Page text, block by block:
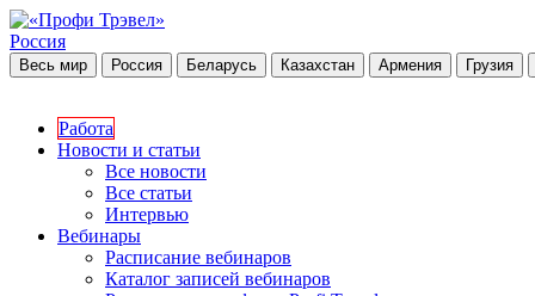
Россия
Весь мир Россия Беларусь Казахстан Армения Грузия
Работа
Новости и статьи
Все новости
Все статьи
Интервью
Вебинары
Расписание вебинаров
Каталог записей вебинаров